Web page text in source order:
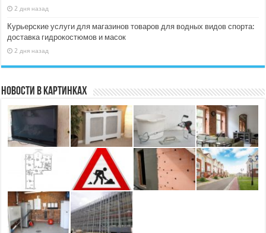
2 дня назад
Курьерские услуги для магазинов товаров для водных видов спорта:
доставка гидрокостюмов и масок
2 дня назад
Новости в картинках